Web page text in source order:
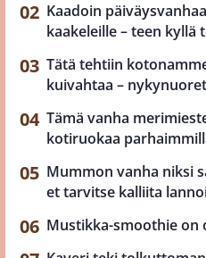
Kaadoin
kaakeleille – teen kyllä
Tätä tehtiin
kuivahtaa –
Tämä vanha
kotiruokaa
Mummon vanha niksi
et tarvitse kalliita
Mustikka-smoothie on